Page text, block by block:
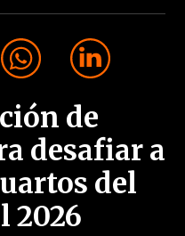
de
desafiar a
del
2026